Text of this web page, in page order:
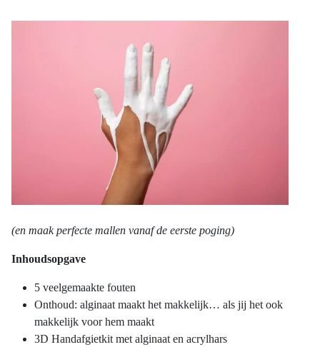
(en maak perfecte mallen vanaf de eerste poging)
Inhoudsopgave
5 veelgemaakte fouten
Onthoud: alginaat maakt het makkelijk… als jij het ook
makkelijk voor hem maakt
3D Handafgietkit met alginaat en acrylhars